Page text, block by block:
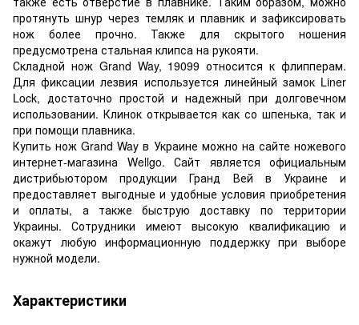
протянуть шнур через темляк и плавник и зафиксировать
нож более прочно. Также для скрытого ношения
предусмотрена стальная клипса на рукояти.
Складной нож Grand Way, 19099 относится к флипперам.
Для фиксации лезвия используется линейный замок Liner
Lock, достаточно простой и надежный при долговечном
использовании. Клинок открывается как со шпенька, так и
при помощи плавника.
Купить нож Grand Way в Украине можно на сайте ножевого
интернет-магазина Wellgo. Сайт является официальным
дистрибьютором продукции Гранд Вей в Украине и
предоставляет выгодные и удобные условия приобретения
и оплаты, а также быструю доставку по территории
Украины. Сотрудники имеют высокую квалификацию и
окажут любую информационную поддержку при выборе
нужной модели.
Характеристики